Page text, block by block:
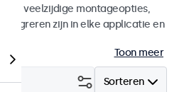
en veelzijdige montageopties,
zijn in elke applicatie en
Toon meer
Sorteren